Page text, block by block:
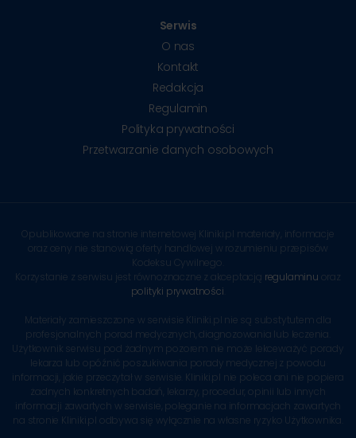
Serwis
O nas
Kontakt
Redakcja
Regulamin
Polityka prywatności
Przetwarzanie danych osobowych
Opublikowane na stronie internetowej Kliniki.pl materiały, informacje
oraz ceny nie stanowią oferty handlowej w rozumieniu przepisów
Kodeksu Cywilnego.
Korzystanie z serwisu jest równoznaczne z akceptacją regulaminu oraz
polityki prywatności
Materiały zamieszczone w serwisie Kliniki.pl nie są substytutem dla
profesjonalnych porad medycznych, diagnozowania lub leczenia.
Użytkownik serwisu pod żadnym pozorem nie może lekceważyć porady
lekarza lub opóźnić poszukiwania porady medycznej z powodu
informacji, jakie przeczytał w serwisie. Kliniki.pl nie poleca ani nie popiera
żadnych konkretnych badań, lekarzy, procedur, opinii lub innych
informacji zawartych w serwisie, poleganie na informacjach zawartych
na stronie Kliniki.pl odbywa się wyłącznie na własne ryzyko Użytkownika.